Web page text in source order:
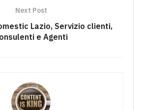
Next Post
Lazio, Servizio clienti,
e Agenti